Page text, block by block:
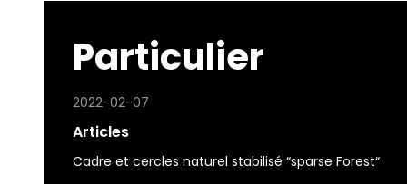
Particulier
2022-02-07
Articles
Cadre et cercles naturel stabilisé “sparse Forest“